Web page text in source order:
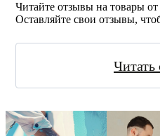
Читайте отзывы на товары
Оставляйте свои отзывы,
Читать